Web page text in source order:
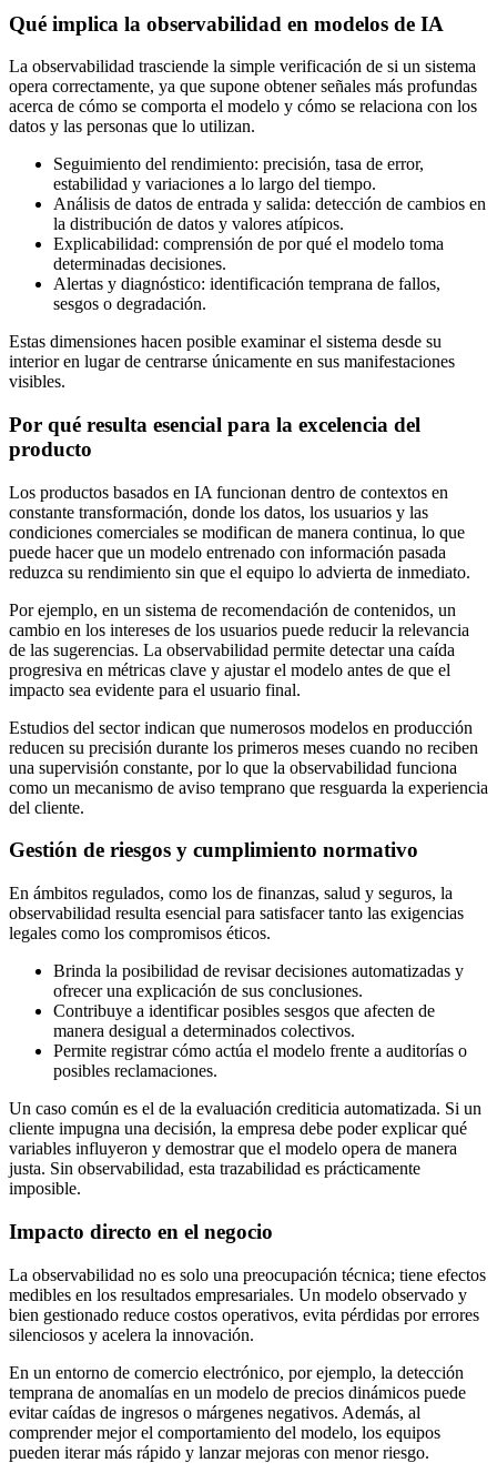
Qué implica la observabilidad en modelos de IA
La observabilidad trasciende la simple verificación de si un sistema
opera correctamente, ya que supone obtener señales más profundas
acerca de cómo se comporta el modelo y cómo se relaciona con los
datos y las personas que lo utilizan.
Seguimiento del rendimiento: precisión, tasa de error,
estabilidad y variaciones a lo largo del tiempo.
Análisis de datos de entrada y salida: detección de cambios en
la distribución de datos y valores atípicos.
Explicabilidad: comprensión de por qué el modelo toma
determinadas decisiones.
Alertas y diagnóstico: identificación temprana de fallos,
sesgos o degradación.
Estas dimensiones hacen posible examinar el sistema desde su
interior en lugar de centrarse únicamente en sus manifestaciones
visibles.
Por qué resulta esencial para la excelencia del
producto
Los productos basados en IA funcionan dentro de contextos en
constante transformación, donde los datos, los usuarios y las
condiciones comerciales se modifican de manera continua, lo que
puede hacer que un modelo entrenado con información pasada
reduzca su rendimiento sin que el equipo lo advierta de inmediato.
Por ejemplo, en un sistema de recomendación de contenidos, un
cambio en los intereses de los usuarios puede reducir la relevancia
de las sugerencias. La observabilidad permite detectar una caída
progresiva en métricas clave y ajustar el modelo antes de que el
impacto sea evidente para el usuario final.
Estudios del sector indican que numerosos modelos en producción
reducen su precisión durante los primeros meses cuando no reciben
una supervisión constante, por lo que la observabilidad funciona
como un mecanismo de aviso temprano que resguarda la experiencia
del cliente.
Gestión de riesgos y cumplimiento normativo
En ámbitos regulados, como los de finanzas, salud y seguros, la
observabilidad resulta esencial para satisfacer tanto las exigencias
legales como los compromisos éticos.
Brinda la posibilidad de revisar decisiones automatizadas y
ofrecer una explicación de sus conclusiones.
Contribuye a identificar posibles sesgos que afecten de
manera desigual a determinados colectivos.
Permite registrar cómo actúa el modelo frente a auditorías o
posibles reclamaciones.
Un caso común es el de la evaluación crediticia automatizada. Si un
cliente impugna una decisión, la empresa debe poder explicar qué
variables influyeron y demostrar que el modelo opera de manera
justa. Sin observabilidad, esta trazabilidad es prácticamente
imposible.
Impacto directo en el negocio
La observabilidad no es solo una preocupación técnica; tiene efectos
medibles en los resultados empresariales. Un modelo observado y
bien gestionado reduce costos operativos, evita pérdidas por errores
silenciosos y acelera la innovación.
En un entorno de comercio electrónico, por ejemplo, la detección
temprana de anomalías en un modelo de precios dinámicos puede
evitar caídas de ingresos o márgenes negativos. Además, al
comprender mejor el comportamiento del modelo, los equipos
pueden iterar más rápido y lanzar mejoras con menor riesgo.